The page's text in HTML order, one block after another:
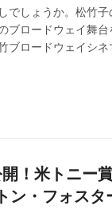
でしょうか。松竹
ブロードウェイ舞
ロードウェイシネ
品を「松竹ブロー
トップ5位で大ヒ
き、アンコール上映
！米トニー
ン・フォスタ